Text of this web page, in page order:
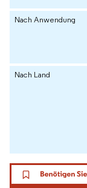
Nach Anwendung
Nach Land